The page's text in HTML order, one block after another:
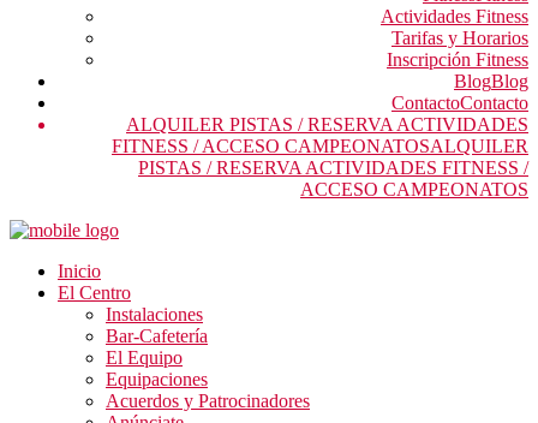
Actividades Fitness
Tarifas y Horarios
Inscripción Fitness
BlogBlog
ContactoContacto
ALQUILER PISTAS / RESERVA ACTIVIDADES
FITNESS / ACCESO CAMPEONATOSALQUILER
PISTAS / RESERVA ACTIVIDADES FITNESS /
ACCESO CAMPEONATOS
Inicio
El Centro
Instalaciones
Bar-Cafetería
El Equipo
Equipaciones
Acuerdos y Patrocinadores